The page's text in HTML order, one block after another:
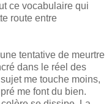
ce vocabulaire qui
route entre
tentative de meurtre
dans le réel des
me touche moins,
me font du bien.